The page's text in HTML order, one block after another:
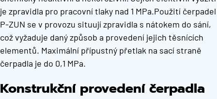
je zpravidla pro pracovní tlaky nad 1 MPa.Použití čerpadel
P-ZUN se v provozu situují zpravidla s nátokem do sání,
což vyžaduje daný způsob a provedení jejich těsnících
elementů. Maximální přípustný přetlak na sací straně
čerpadla je do 0,1 MPa.
Konstrukční provedení čerpadla